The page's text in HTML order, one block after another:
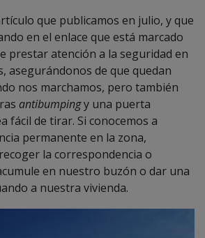
que publicamos en julio, y que
en el enlace que está marcado
prestar atención a la seguridad en
asegurándonos de que quedan
nos marchamos, pero también
antibumpingy una puerta
fácil de tirar. Si conocemos a
permanente en la zona,
la correspondencia o
en nuestro buzón o dar una
a nuestra vivienda.